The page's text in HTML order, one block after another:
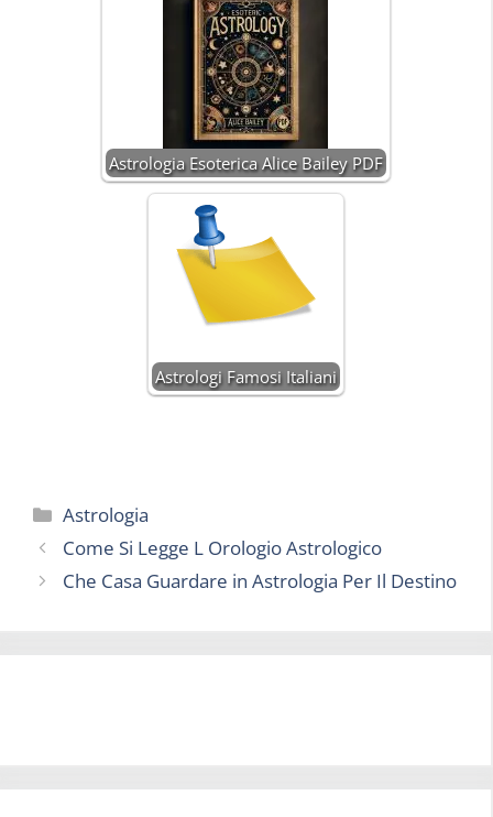
Astrologia Esoterica Alice Bailey PDF
Astrologi Famosi Italiani
Categorie
Astrologia
Come Si Legge L Orologio Astrologico
Che Casa Guardare in Astrologia Per Il Destino